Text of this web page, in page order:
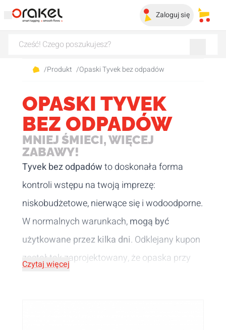
Zaloguj się Moje
/Produkt /Opaski Tyvek bez odpadów
OPASKI TYVEK
BEZ ODPADÓW
MNIEJ ŚMIECI, WIĘCEJ
ZABAWY!
Tyvek bez odpadówto doskonała forma
kontroli wstępu na twoją imprezę:
niskobudżetowe, nierwące się i wodoodporne.
W normalnych warunkach,mogą być
użytkowane przez kilka dni. Odklejany kupon
został tak zaprojektowany, że opaska przy
Czytaj więcej